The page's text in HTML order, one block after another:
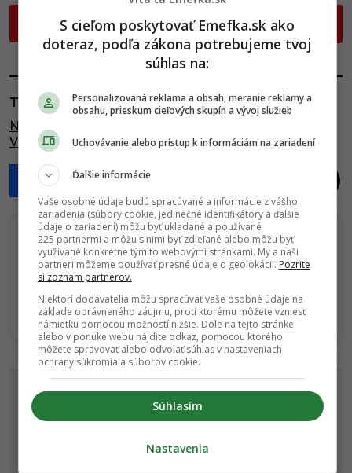
o
t
P
a
g
a
ĎALEJ
TAGY:
NEVERA
VZŤAH
Sledujte nás na Google Správy
Nenechajte si ujsť žiadne dôležité novinky.
☆ Sledovať
Po otvorení kliknite na hviezdičku ★ Sledovať
REKLAMA
S cieľom poskytovať Emefka.sk ako
doteraz, podľa zákona potrebujeme tvoj
súhlas na:
Personalizovaná reklama a obsah, meranie reklamy a
obsahu, prieskum cieľových skupín a vývoj služieb
Uchovávanie alebo prístup k informáciám na zariadení
Ďalšie informácie
Vaše osobné údaje budú spracúvané a informácie z vášho
zariadenia (súbory cookie, jedinečné identifikátory a ďalšie
údaje o zariadení) môžu byť ukladané a používané
225 partnermi a môžu s nimi byť zdieľané alebo môžu byť
využívané konkrétne týmito webovými stránkami. My a naši
partneri môžeme používať presné údaje o geolokácii. Pozrite
si zoznam partnerov.
Niektorí dodávatelia môžu spracúvať vaše osobné údaje na
základe oprávneného záujmu, proti ktorému môžete vzniesť
námietku pomocou možností nižšie. Dole na tejto stránke
alebo v ponuke webu nájdite odkaz, pomocou ktorého
môžete spravovať alebo odvolať súhlas v nastaveniach
ochrany súkromia a súborov cookie.
Súhlasím
Nastavenia